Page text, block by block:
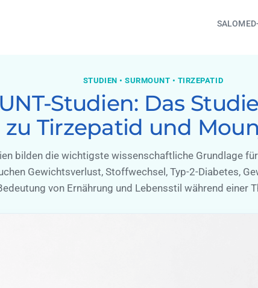
STUDIEN • SURMOUNT • TIRZEPATID
Studien: Das
zu Tirzepatid und
bilden die wichtigste wissenschaftliche Grundlage
Gewichtsverlust, Stoffwechsel, Typ-2-Diabetes,
von Ernährung und Lebensstil während einer